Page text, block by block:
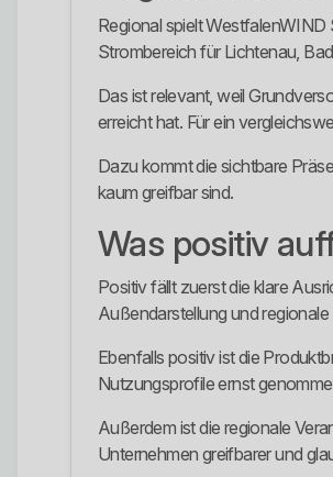
Regional spielt
Strombereich für Lichtenau,
Das ist relevant, weil
erreicht hat. Für ein
Dazu kommt die sichtbare
kaum greifbar sind.
Was positiv
Positiv fällt zuerst die klare
Außendarstellung und
Ebenfalls positiv ist die
Nutzungsprofile ernst
Außerdem ist die regionale
Unternehmen greifbarer und